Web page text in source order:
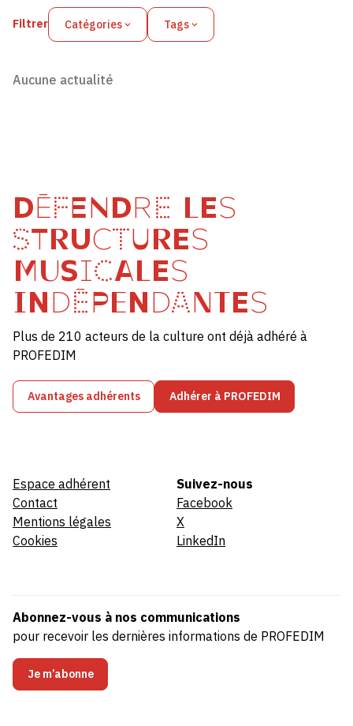
Filtrer Catégories Tags
Aucune actualité
DÉFENDRE LES
STRUCTURES
MUSICALES
INDÉPENDANTES
Plus de 210 acteurs de la culture ont déjà adhéré à
PROFEDIM
Avantages adhérents Adhérer à PROFEDIM
Espace adhérent
Contact
Mentions légales
Cookies
Suivez-nous
Facebook
X
LinkedIn
Abonnez-vous à nos communications
pour recevoir les dernières informations de PROFEDIM
Je m’abonne